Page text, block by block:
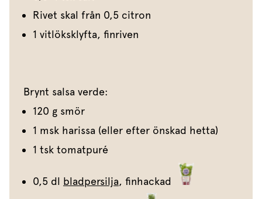
Rivet skal från 0,5 citron
1 vitlöksklyfta, finriven
Brynt salsa verde:
120 g smör
1 msk harissa (eller efter önskad hetta)
1 tsk tomatpuré
0,5 dl bladpersilja, finhackad